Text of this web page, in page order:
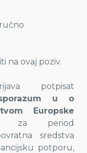
na ovaj poziv.
potpisat
u o
Europske
za period
sredstva
potporu,